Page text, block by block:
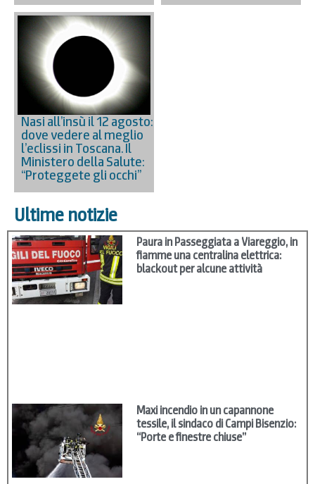
Nasi all’insù il 12 agosto:
dove vedere al meglio
l’eclissi in Toscana. Il
Ministero della Salute:
“Proteggete gli occhi”
Ultime notizie
Paura in Passeggiata a Viareggio, in
fiamme una centralina elettrica:
blackout per alcune attività
Maxi incendio in un capannone
tessile, il sindaco di Campi Bisenzio:
“Porte e finestre chiuse”